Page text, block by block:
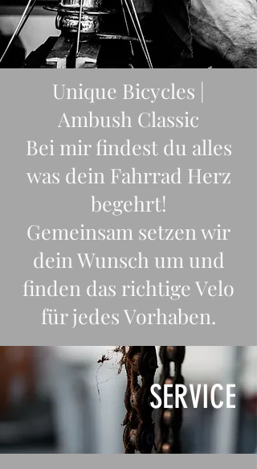
Unique Bicycles |
Ambush Classic
Bei mir findest du alles
was dein Fahrrad Herz
begehrt!
Gemeinsam setzen wir
dein Wunsch um und
finden das richtige Velo
für jedes Vorhaben.
SERVICE